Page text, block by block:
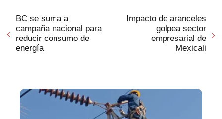
BC se suma a
campaña nacional para
reducir consumo de
energía
Impacto de aranceles
golpea sector
empresarial de
Mexicali